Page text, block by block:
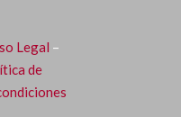
Legal –
de